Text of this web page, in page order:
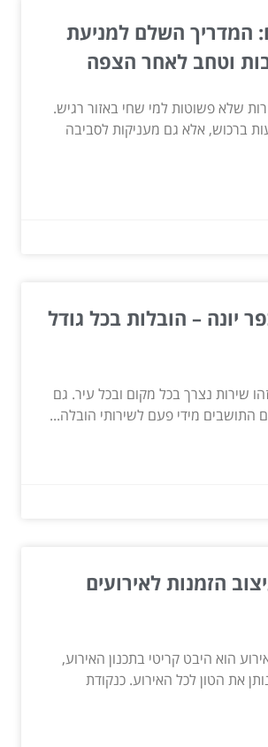
המדריך השלם למניעת
וטחב לאחר הצפה
שלא פשוטות למי שחי באזור רגיש.
ברכוש, אלא גם מעניקות לסביבה
יונה – הובלות בכל גודל
שירות נצרך בכל מקום ובכל עיר. גם
התושבים מידי פעם לשירותי הובלה...
הזמנות לאירועים
הוא היבט קריטי בתכנון האירוע,
את הטון לכל האירוע. כנקודת